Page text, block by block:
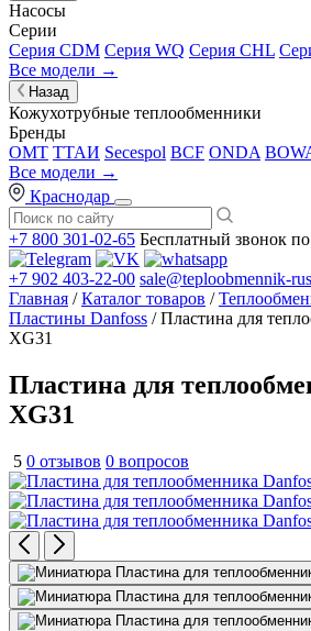
Насосы
Серии
Серия CDM Серия WQ Серия CHL
Все модели →
Назад
Кожухотрубные теплообменники
Бренды
OMT ТТАИ Secespol BCF ONDA
Все модели →
Краснодар
+7 800 301-02-65 Бесплатный звонок
+7 902 403-22-00 sale@teploobmennik-
Главная /Каталог товаров /
Пластины Danfoss / Пластина для
XG31
Пластина для
XG31
5 0 отзывов 0 вопросов